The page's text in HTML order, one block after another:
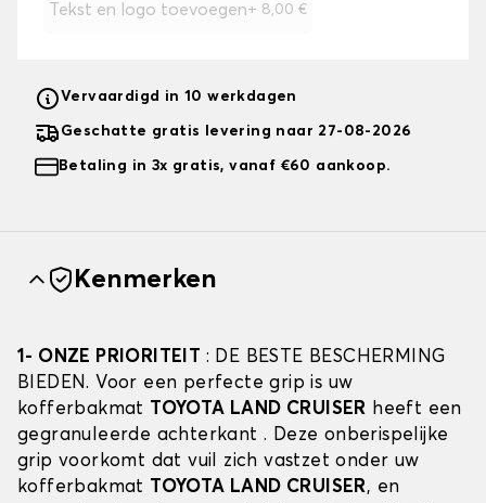
Tekst en logo toevoegen+ 8,00 €
Vervaardigd in 10 werkdagen
Geschatte gratis levering naar 27-08-2026
Betaling in 3x gratis, vanaf €60 aankoop.
Kenmerken
1- ONZE PRIORITEIT : DE BESTE BESCHERMING
BIEDEN. Voor een perfecte grip is uw
kofferbakmat
TOYOTA LAND CRUISER heeft een
gegranuleerde achterkant . Deze onberispelijke
grip voorkomt dat vuil zich vastzet onder uw
kofferbakmat
TOYOTA LAND CRUISER, en